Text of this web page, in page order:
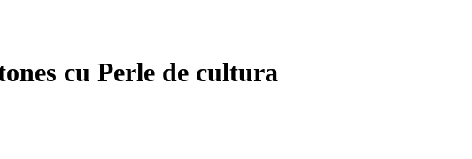
cu Perle de cultura